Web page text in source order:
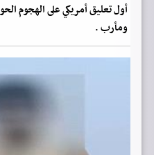
أول تعليق أمريكي على الهجوم
ومأرب .